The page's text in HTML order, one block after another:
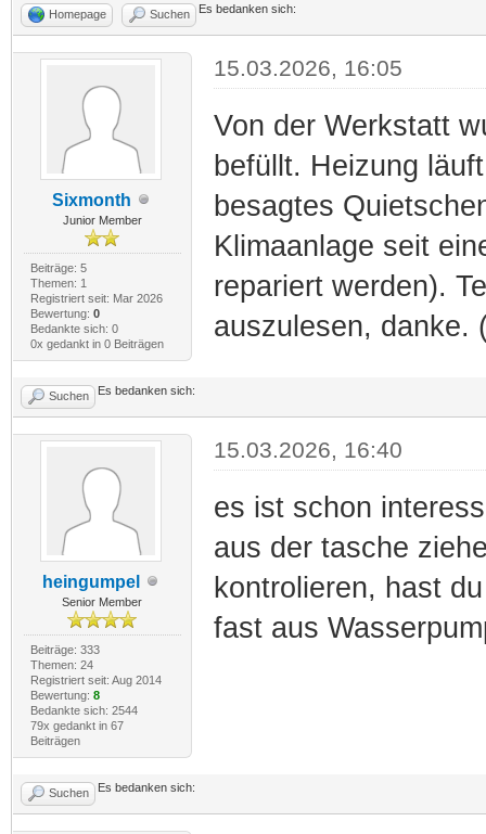
Homepage Suchen Es bedanken sich:
Sixmonth
Junior Member
Beiträge: 5
Themen: 1
Registriert seit: Mar 2026
Bewertung: 0
Bedankte sich: 0
0x gedankt in 0 Beiträgen
15.03.2026, 16:05
Von der Werkstatt
befüllt. Heizung
besagtes
Klimaanlage seit
repariert werden).
auszulesen, danke.
Suchen Es bedanken sich:
heingumpel
Senior Member
Beiträge: 333
Themen: 24
Registriert seit: Aug 2014
Bewertung: 8
Bedankte sich: 2544
79x gedankt in 67
Beiträgen
15.03.2026, 16:40
es ist schon
aus der tasche
kontrolieren, hast
fast aus
Suchen Es bedanken sich: